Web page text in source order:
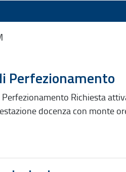
Perfezionamento
Perfezionamento Richiesta
docenza con monte